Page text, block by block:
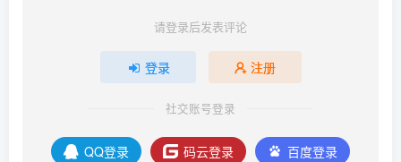
请登录后发表评论
登录 注册
社交账号登录
QQ登录 码云登录 百度登录